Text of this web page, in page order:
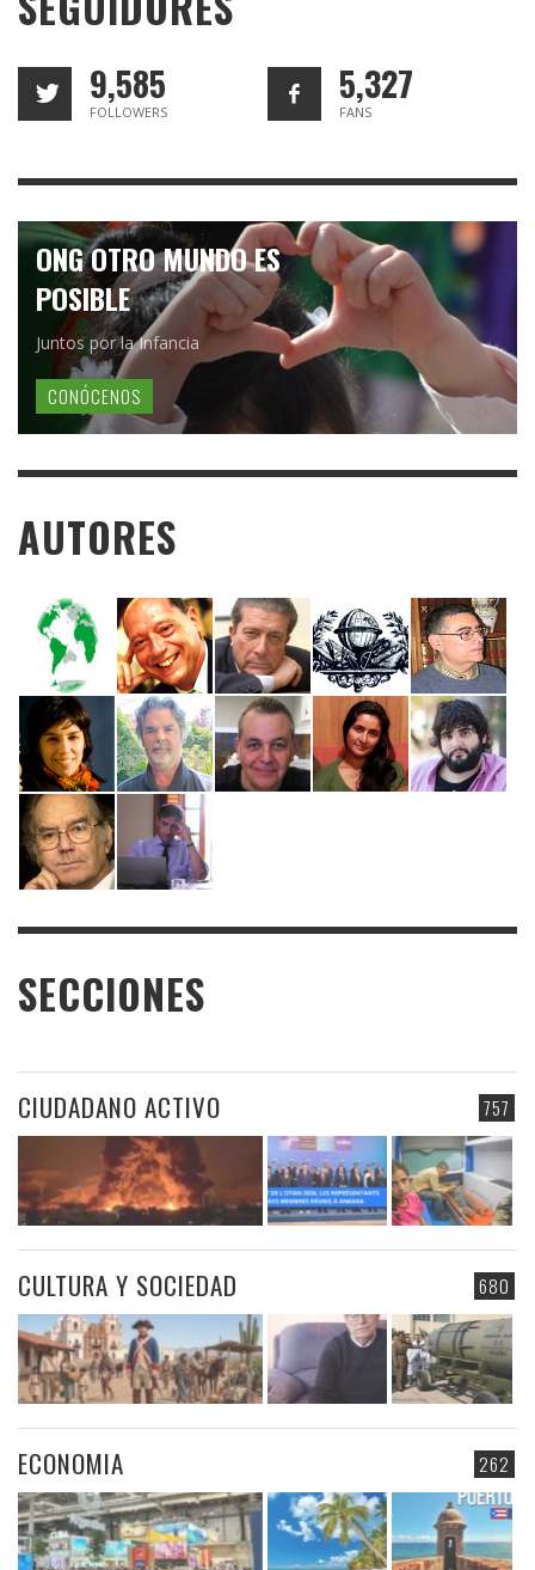
9,585
FOLLOWERS
5,327
FANS
ONG OTRO MUNDO ES
POSIBLE
Juntos por la Infancia
CONÓCENOS
AUTORES
SECCIONES
757
CIUDADANO ACTIVO
680
CULTURA Y SOCIEDAD
262
ECONOMIA